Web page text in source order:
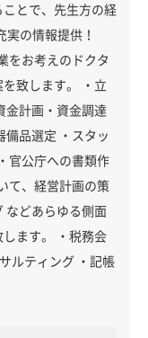
とで、先生方の経
実の情報提供！
をお考えのドクタ
致します。 ・立
金計画・資金調達
備品選定 ・スタッ
官公庁への書類作
て、経営計画の策
などあらゆる側面
ます。 ・税務会
ルティング ・記帳